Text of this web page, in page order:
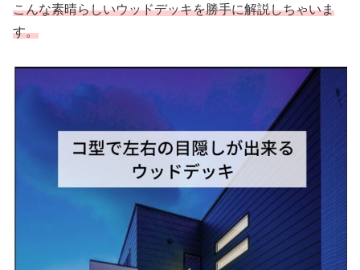
こんな素晴らしいウッドデッキを勝手に解説しちゃいま
す。